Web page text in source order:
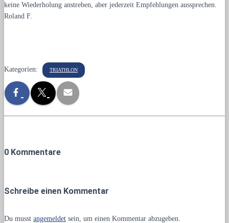
keine Wiederholung anstreben, aber jederzeit Empfehlungen aussprechen.
Roland F.
Kategorien: TRIATHLON
0 Kommentare
Schreibe einen Kommentar
Du musst angemeldet sein, um einen Kommentar abzugeben.